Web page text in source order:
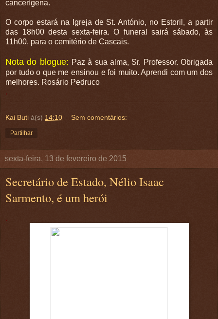
cancerígena.
O corpo estará na Igreja de St. António, no Estoril, a partir
das 18h00 desta sexta-feira. O funeral sairá sábado, às
11h00, para o cemitério de Cascais.
Nota do blogue: Paz à sua alma, Sr. Professor. Obrigada
por tudo o que me ensinou e foi muito. Aprendi com um dos
melhores. Rosário Pedruco
.
Kai Buti à(s) 14:10 Sem comentários:
Partilhar
sexta-feira, 13 de fevereiro de 2015
Secretário de Estado, Nélio Isaac
Sarmento, é um herói
.